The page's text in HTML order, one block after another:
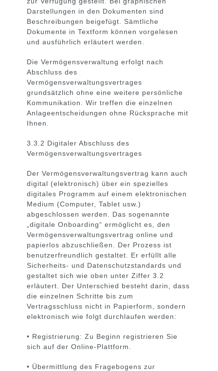
Darstellungen in den Dokumenten sind
Beschreibungen beigefügt. Sämtliche
Dokumente in Textform können vorgelesen
und ausführlich erläutert werden.
Die Vermögensverwaltung erfolgt nach
Abschluss des
Vermögensverwaltungsvertrages
grundsätzlich ohne eine weitere persönliche
Kommunikation. Wir treffen die einzelnen
Anlageentscheidungen ohne Rücksprache mit
Ihnen.
3.3.2 Digitaler Abschluss des
Vermögensverwaltungsvertrages
Der Vermögensverwaltungsvertrag kann auch
digital (elektronisch) über ein spezielles
digitales Programm auf einem elektronischen
Medium (Computer, Tablet usw.)
abgeschlossen werden. Das sogenannte
„digitale Onboarding“ ermöglicht es, den
Vermögensverwaltungsvertrag online und
papierlos abzuschließen. Der Prozess ist
benutzerfreundlich gestaltet. Er erfüllt alle
Sicherheits- und Datenschutzstandards und
gestaltet sich wie oben unter Ziffer 3.2
erläutert. Der Unterschied besteht darin, dass
die einzelnen Schritte bis zum
Vertragsschluss nicht in Papierform, sondern
elektronisch wie folgt durchlaufen werden:
• Registrierung: Zu Beginn registrieren Sie
sich auf der Online-Plattform.
• Übermittlung des Fragebogens zur